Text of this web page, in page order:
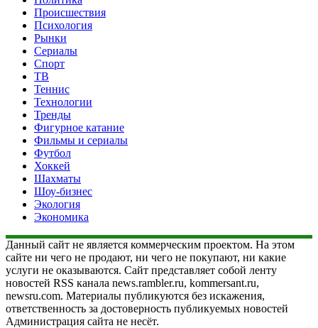
Происшествия
Психология
Рынки
Сериалы
Спорт
ТВ
Теннис
Технологии
Тренды
Фигурное катание
Фильмы и сериалы
Футбол
Хоккей
Шахматы
Шоу-бизнес
Экология
Экономика
Данный сайт не является коммерческим проектом. На этом
сайте ни чего не продают, ни чего не покупают, ни какие
услуги не оказываются. Сайт представляет собой ленту
новостей RSS канала news.rambler.ru, kommersant.ru,
newsru.com. Материалы публикуются без искажения,
ответственность за достоверность публикуемых новостей
Администрация сайта не несёт.